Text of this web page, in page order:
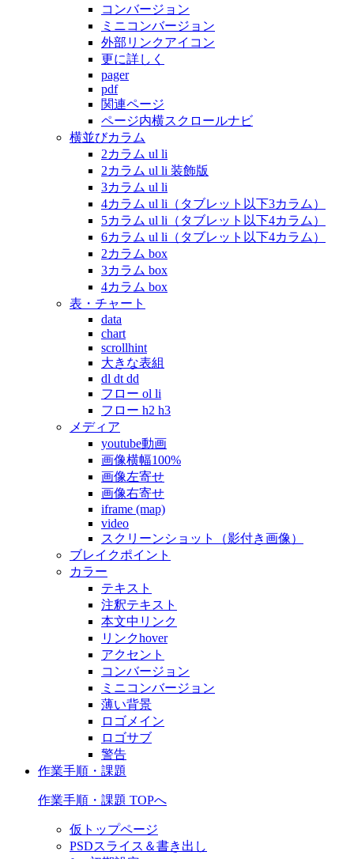
コンバージョン
ミニコンバージョン
外部リンクアイコン
更に詳しく
pager
pdf
関連ページ
ページ内横スクロールナビ
横並びカラム
2カラム ul li
2カラム ul li 装飾版
3カラム ul li
4カラム ul li（タブレット以下3カラム）
5カラム ul li（タブレット以下4カラム）
6カラム ul li（タブレット以下4カラム）
2カラム box
3カラム box
4カラム box
表・チャート
data
chart
scrollhint
大きな表組
dl dt dd
フロー ol li
フロー h2 h3
メディア
youtube動画
画像横幅100%
画像左寄せ
画像右寄せ
iframe (map)
video
スクリーンショット（影付き画像）
ブレイクポイント
カラー
テキスト
注釈テキスト
本文中リンク
リンクhover
アクセント
コンバージョン
ミニコンバージョン
薄い背景
ロゴメイン
ロゴサブ
警告
作業手順・課題
作業手順・課題 TOPへ
仮トップページ
PSDスライス＆書き出し